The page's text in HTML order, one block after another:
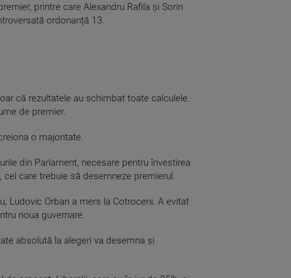
printre care Alexandru Rafila și Sorin
ordonanță 13.
că rezultatele au schimbat toate calculele.
de premier.
o majoritate.
din Parlament, necesare pentru învestirea
care trebuie să desemneze premierul.
Ludovic Orban a mers la Cotroceni. A evitat
noua guvernare.
absolută la alegeri va desemna și